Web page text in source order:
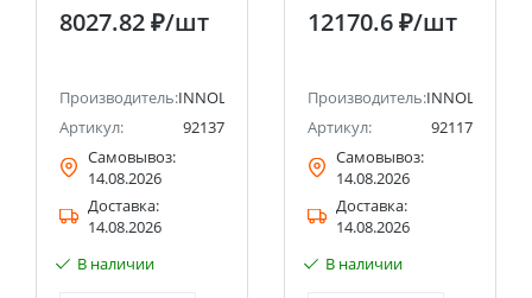
8027.82 ₽/шт
Производитель:INNOLUX
Артикул:
92137
Самовывоз:
14.08.2026
Доставка:
14.08.2026
В наличии
12170.6 ₽/шт
Производитель:INNOLUX
Артикул:
92117
Самовывоз:
14.08.2026
Доставка:
14.08.2026
В наличии